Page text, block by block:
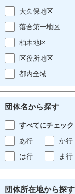
大久保地区
落合第一地区
柏木地区
区役所地区
都内全域
団体名から探す
すべてにチェック
あ行
か行
は行
ま行
団体所在地から探す